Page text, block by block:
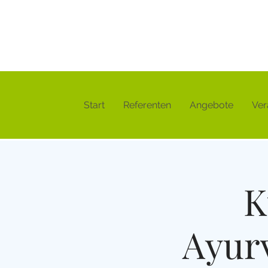
Start Referenten Angebote